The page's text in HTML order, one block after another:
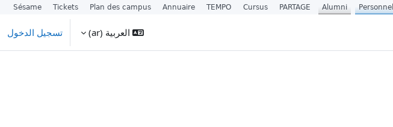
العربية ‎(ar)‎ تسجيل الدخول
Alumni
PARTAGE
Cursus
TEMPO
Annuaire
Plan des campus
Tickets
Sésame